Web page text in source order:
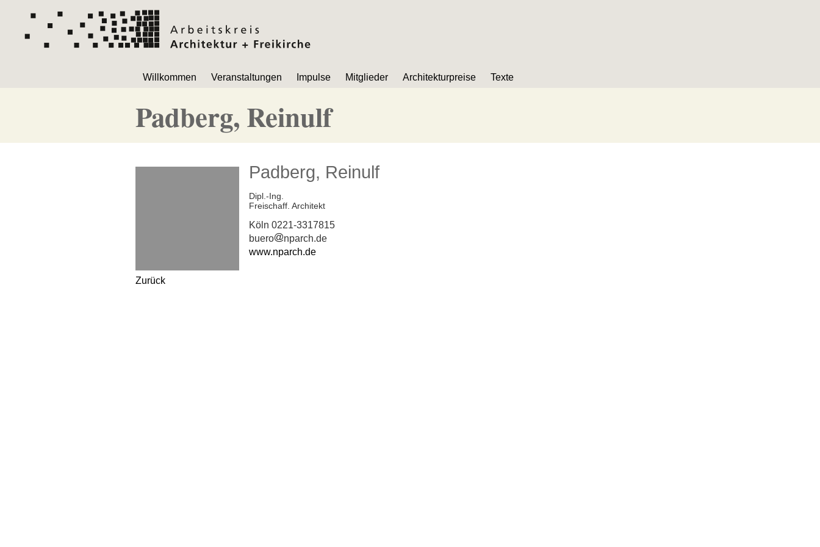
Navigation
Willkommen Veranstaltungen Impulse Mitglieder Architekturpreise Texte
Padberg, Reinulf
Padberg, Reinulf
Dipl.-Ing.
Freischaff. Architekt
Köln 0221-3317815
bueronparch.de
www.nparch.de
Zurück